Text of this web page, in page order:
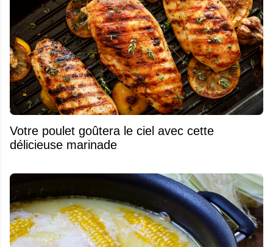
Votre poulet goûtera le ciel avec cette
délicieuse marinade